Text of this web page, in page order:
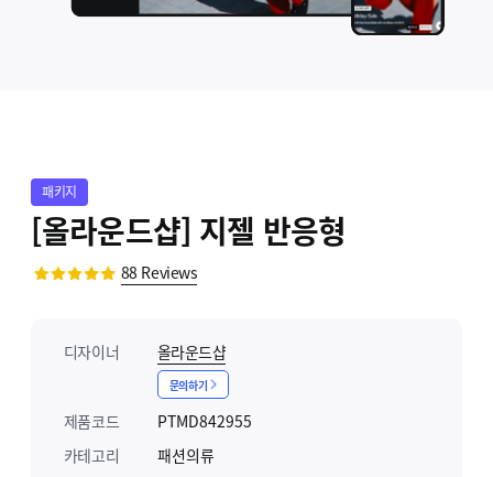
패키지
[올라운드샵] 지젤 반응형
88 Reviews
디자이너 올라운드샵
문의하기
제품코드
PTMD842955
카테고리
패션의류